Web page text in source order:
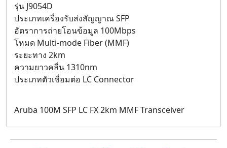
รุ่น J9054D
ประเภทเครื่องรับส่งสัญญาณ SFP
อัตราการถ่ายโอนข้อมูล 100Mbps
โหมด Multi-mode Fiber (MMF)
ระยะทาง 2km
ความยาวคลื่น 1310nm
ประเภทตัวเชื่อมต่อ LC Connector
Aruba 100M SFP LC FX 2km MMF Transceiver